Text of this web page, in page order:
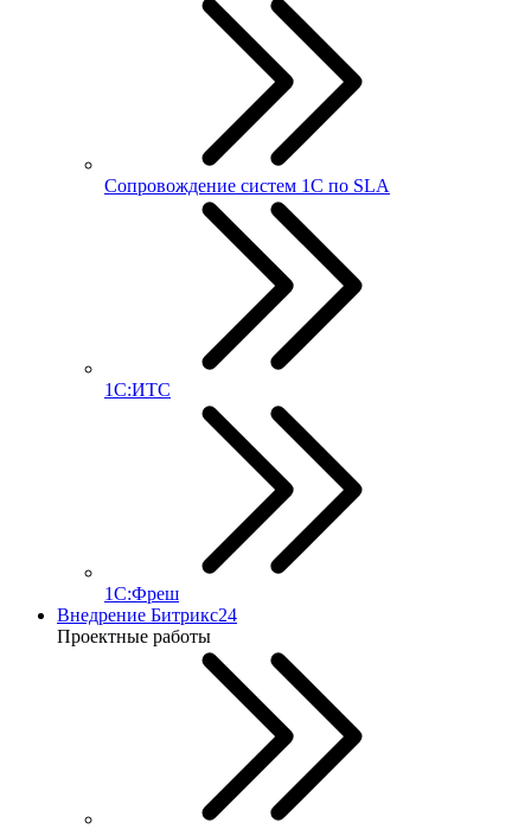
Сопровождение систем 1С по SLA
1С:ИТС
1С:Фреш
Внедрение Битрикс24
Проектные работы